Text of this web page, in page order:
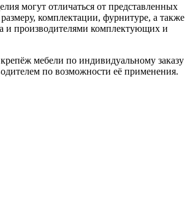
могут отличаться от представленных
комплектации, фурнитуре, а также
и производителями комплектующих и
мебели по индивидуальному заказу
по возможности её применения.